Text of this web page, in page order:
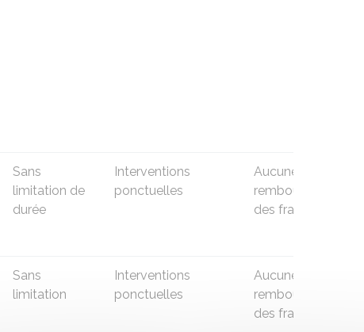
Sans
limitation de
durée
Interventions
ponctuelles
Aucune (pas de
remboursement
des frais)
Sans
limitation
Interventions
ponctuelles
Aucune (pas de
remboursement
des frais)